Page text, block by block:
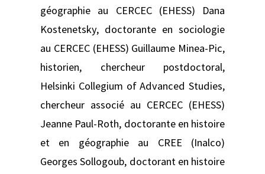
géographie au CERCEC (EHESS) Dana
Kostenetsky, doctorante en sociologie
au CERCEC (EHESS) Guillaume Minea-Pic,
historien, chercheur postdoctoral,
Helsinki Collegium of Advanced Studies,
chercheur associé au CERCEC (EHESS)
Jeanne Paul-Roth, doctorante en histoire
et en géographie au CREE (Inalco)
Georges Sollogoub, doctorant en histoire